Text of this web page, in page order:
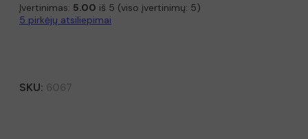
Įvertinimas: 5.00 iš 5 (viso įvertinimų: 5)
5 pirkėjų atsiliepimai
SKU: 6067